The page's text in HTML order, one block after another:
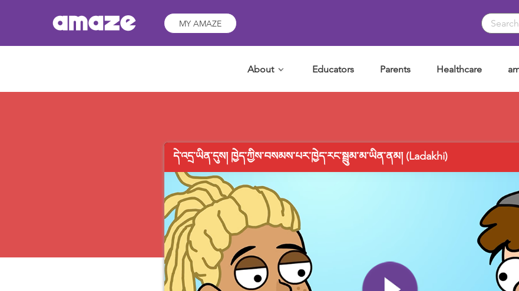
MY AMAZE
Educators Parents Healthcare
About
དེ་འདྲ་ཡིན་དུས། ཁྱེད་ཀྱིས་བསམས་པར་ཁྱེད་རང་སྦྲུམ་མ་ཡིན་ནམ། (Ladakhi)